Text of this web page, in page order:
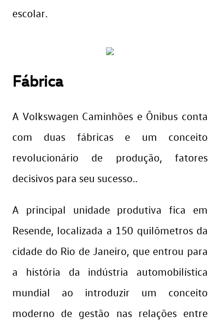
escolar.
Fábrica
A Volkswagen Caminhões e Ônibus conta
com duas fábricas e um conceito
revolucionário de produção, fatores
decisivos para seu sucesso..
A principal unidade produtiva fica em
Resende, localizada a 150 quilômetros da
cidade do Rio de Janeiro, que entrou para
a história da indústria automobilística
mundial ao introduzir um conceito
moderno de gestão nas relações entre